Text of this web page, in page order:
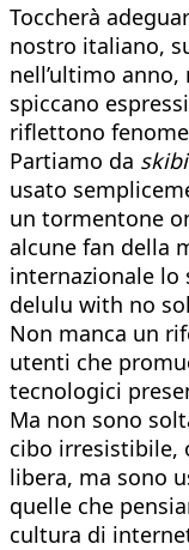
Toccherà
nostro italiano,
nell’ultimo
spiccano
riflettono
Partiamo da
usato
un tormentone
alcune fan della
internazionale lo
delulu with no
Non manca un
utenti che
tecnologici
Ma non sono
cibo irresistibile,
libera, ma sono
quelle che
cultura di